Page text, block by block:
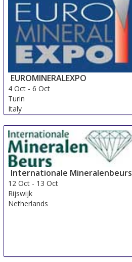
EUROMINERALEXPO
4 Oct -6 Oct
Turin
Italy
Internationale Mineralenbeurs
12 Oct - 13 Oct
Rijswijk
Netherlands